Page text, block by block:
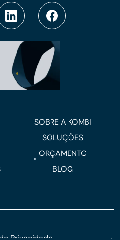
SOBRE A KOMBI
SOLUÇÕES
ORÇAMENTO
BLOG
Privacidade